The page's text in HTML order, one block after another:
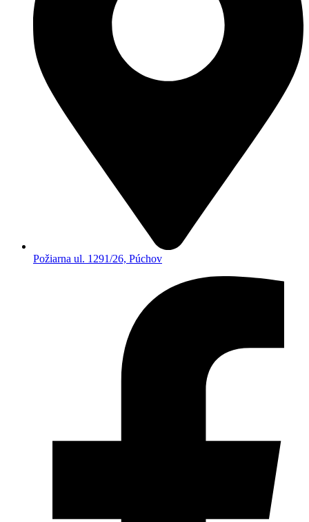
Požiarna ul. 1291/26, Púchov